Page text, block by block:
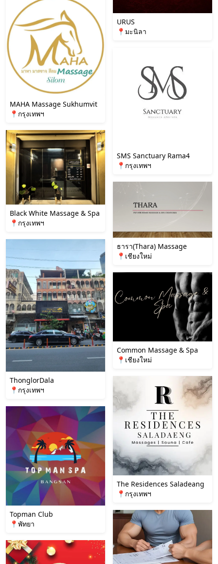
MAHA Massage Sukhumvit
📍กรุงเทพฯ
Black White Massage & Spa
📍กรุงเทพฯ
ThonglorDala
📍กรุงเทพฯ
Topman Club
📍พัทยา
URUS
📍มะนิลา
SMS Sanctuary Rama4
📍กรุงเทพฯ
ธารา(Thara) Massage
📍เชียงใหม่
Common Massage & Spa
📍เชียงใหม่
The Residences Saladeang
📍กรุงเทพฯ